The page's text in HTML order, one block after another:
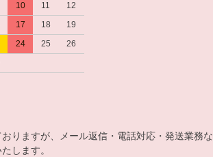
10 11
12
17 18
19
24 25
26
りますが、メール返信・電話対応・発送業務な
します。